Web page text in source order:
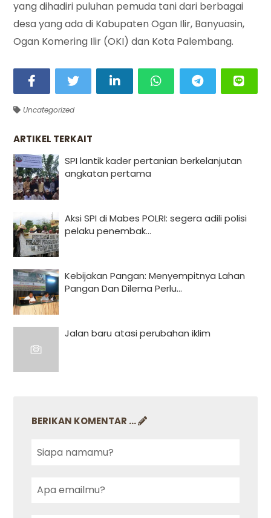
yang dihadiri puluhan pemuda tani dari berbagai
desa yang ada di Kabupaten Ogan Ilir, Banyuasin,
Ogan Komering Ilir (OKI) dan Kota Palembang.
Uncategorized
ARTIKEL TERKAIT
SPI lantik kader pertanian berkelanjutan
angkatan pertama
Aksi SPI di Mabes POLRI: segera adili polisi
pelaku penembak...
Kebijakan Pangan: Menyempitnya Lahan
Pangan Dan Dilema Perlu...
Jalan baru atasi perubahan iklim
BERIKAN KOMENTAR ...